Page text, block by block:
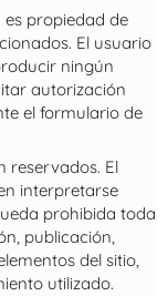
propiedad de
El usuario
ningún
autorización
el formulario de
reservados. El
interpretarse
prohibida toda
publicación,
del sitio,
utilizado.